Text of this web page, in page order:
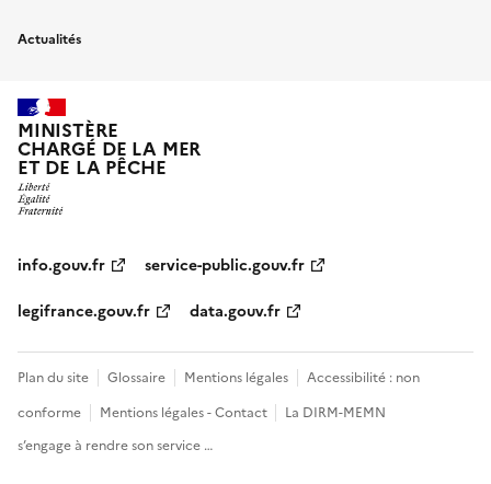
Actualités
MINISTÈRE
CHARGÉ DE LA MER
ET DE LA PÊCHE
info.gouv.fr
service-public.gouv.fr
legifrance.gouv.fr
data.gouv.fr
Plan du site Glossaire Mentions légales
Accessibilité : non
conforme
Mentions légales - Contact
La DIRM-MEMN
s’engage à rendre son service …